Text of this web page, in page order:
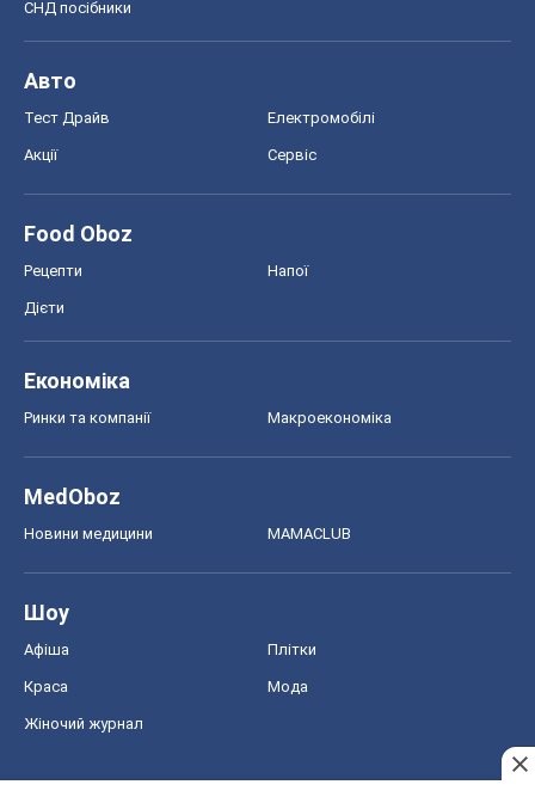
СНД посібники
Авто
Тест Драйв Електромобілі
Акції Сервіс
Food Oboz
Рецепти Напої
Дієти
Економіка
Ринки та компанії Макроекономіка
MedOboz
Новини медицини MAMACLUB
Шоу
Афіша Плітки
Краса Мода
Жіночий журнал